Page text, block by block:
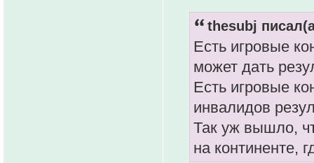
thesubj
Есть игровые
может дать
Есть игровые
инвалидов
Так уж вышло,
на континенте,